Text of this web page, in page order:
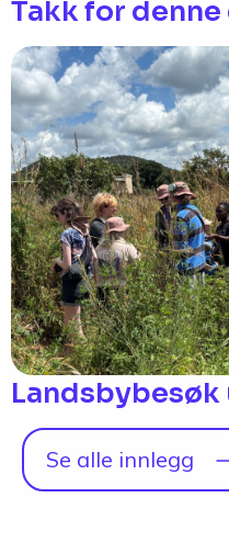
Takk for denne
Se alle innlegg